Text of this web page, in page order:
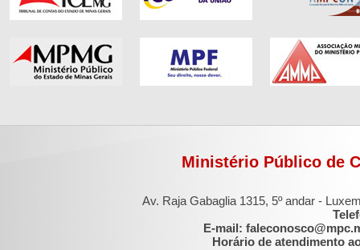
Ministério Público de
Av. Raja Gabaglia 1315, 5º andar -
E-mail:
Horário de atendimento